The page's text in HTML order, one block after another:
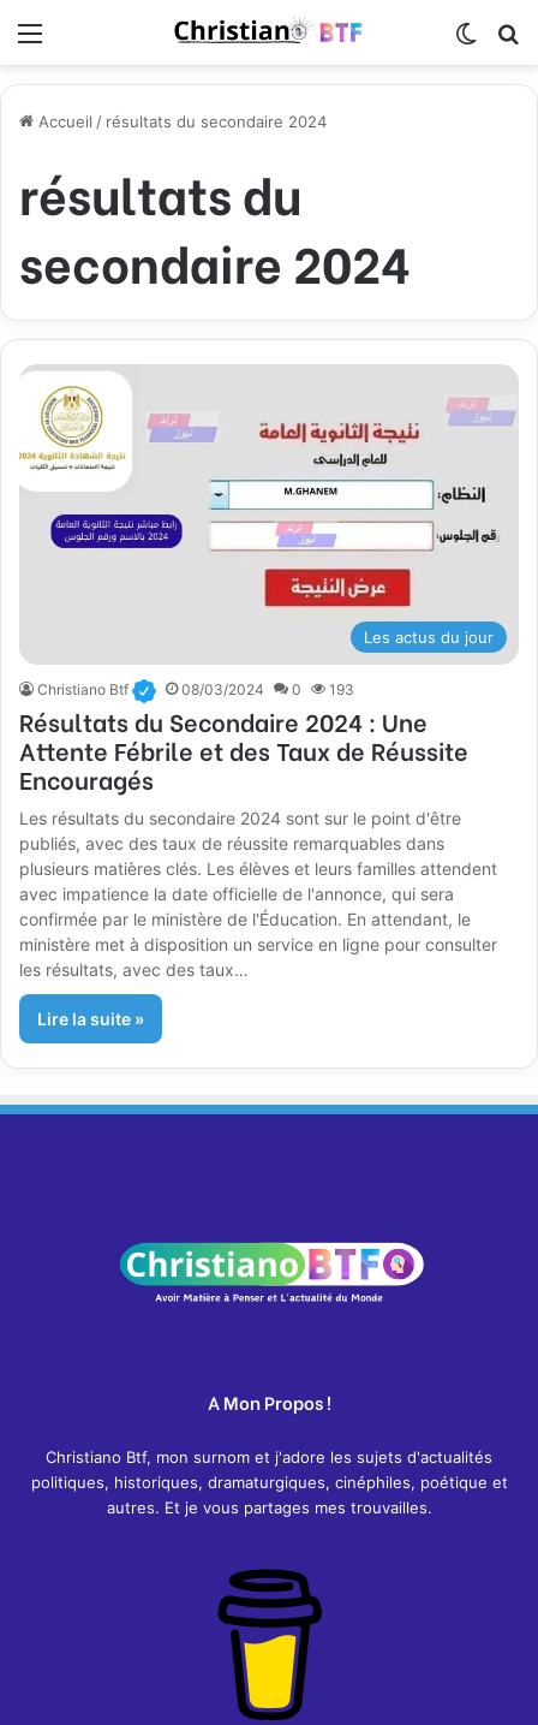
Accueil / résultats du secondaire 2024
résultats du
secondaire 2024
Les actus du jour
Christiano Btf 08/03/2024 0 193
Résultats du Secondaire 2024 : Une
Attente Fébrile et des Taux de Réussite
Encouragés
Les résultats du secondaire 2024 sont sur le point d'être
publiés, avec des taux de réussite remarquables dans
plusieurs matières clés. Les élèves et leurs familles attendent
avec impatience la date officielle de l'annonce, qui sera
confirmée par le ministère de l'Éducation. En attendant, le
ministère met à disposition un service en ligne pour consulter
les résultats, avec des taux…
Lire la suite »
A Mon Propos !
Christiano Btf, mon surnom et j'adore les sujets d'actualités
politiques, historiques, dramaturgiques, cinéphiles, poétique et
autres. Et je vous partages mes trouvailles.